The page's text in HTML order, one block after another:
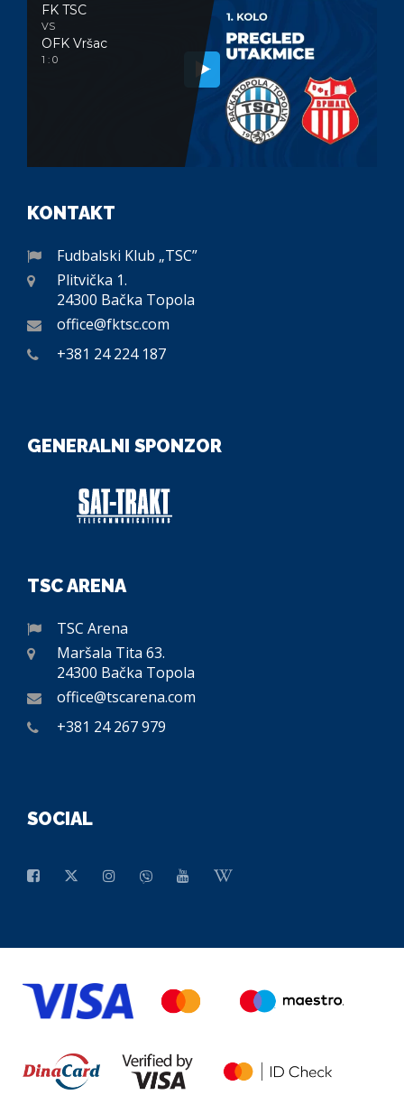
FK TSC
VS
OFK Vršac
1 : 0
KONTAKT
Fudbalski Klub „TSC”
Plitvička 1.
24300 Bačka Topola
office@fktsc.com
+381 24 224 187
GENERALNI SPONZOR
TSC ARENA
TSC Arena
Maršala Tita 63.
24300 Bačka Topola
office@tscarena.com
+381 24 267 979
SOCIAL